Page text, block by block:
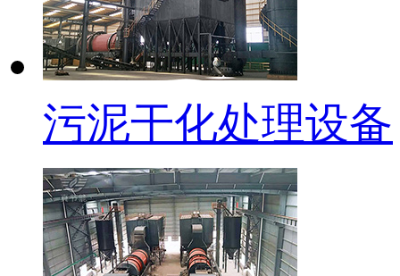
污泥干化处理设备